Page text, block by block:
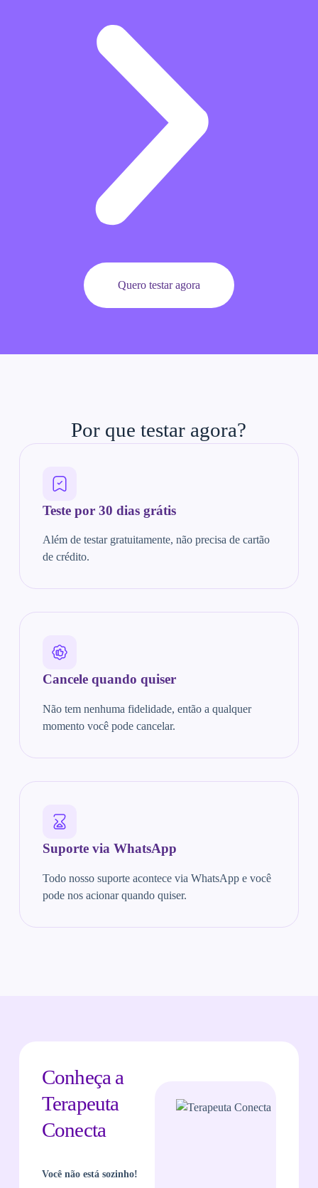
Quero testar agora
Por que testar agora?
Teste por 30 dias grátis
Além de testar gratuitamente, não precisa de cartão
de crédito.
Cancele quando quiser
Não tem nenhuma fidelidade, então a qualquer
momento você pode cancelar.
Suporte via WhatsApp
Todo nosso suporte acontece via WhatsApp e você
pode nos acionar quando quiser.
Conheça a
Terapeuta
Conecta
Você não está sozinho!